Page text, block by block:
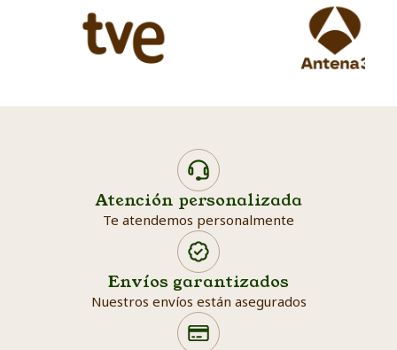
Atención personalizada
Te atendemos personalmente
Envíos garantizados
Nuestros envíos están asegurados
Search products